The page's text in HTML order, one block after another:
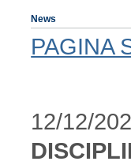
News
PAGINA
12/12/